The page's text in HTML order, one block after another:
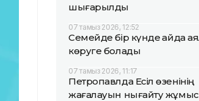
шығарылды
07 тамыз 2026, 12:52
Семейде бір күнде қайда
көруге болады
07 тамыз 2026, 11:17
Петропавлда Есіл өзенінің
жағалауын нығайту